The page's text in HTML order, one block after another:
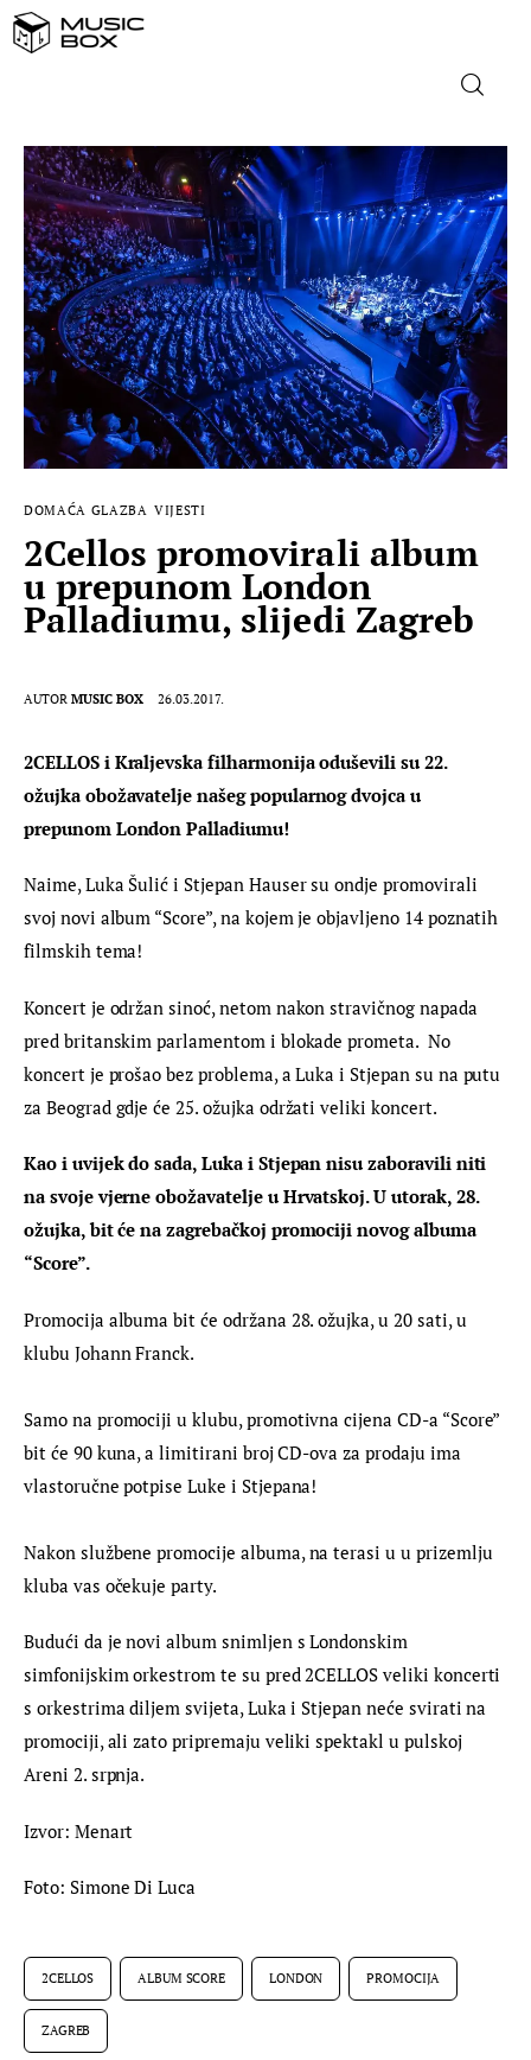
NASLOVNICA
DOMAĆA GLAZBA
STRANA GLAZBA
FILM
MUSIC BOX
DOMAĆA GLAZBA VIJESTI
2Cellos promovirali album
u prepunom London
Palladiumu, slijedi Zagreb
AUTOR MUSIC BOX 26.03.2017.
2CELLOS i Kraljevska filharmonija oduševili su 22.
ožujka obožavatelje našeg popularnog dvojca u
prepunom London Palladiumu!
Naime, Luka Šulić i Stjepan Hauser su ondje promovirali
svoj novi album “Score”, na kojem je objavljeno 14 poznatih
filmskih tema!
Koncert je održan sinoć, netom nakon stravičnog napada
pred britanskim parlamentom i blokade prometa.  No
koncert je prošao bez problema, a Luka i Stjepan su na putu
za Beograd gdje će 25. ožujka održati veliki koncert.
Kao i uvijek do sada, Luka i Stjepan nisu zaboravili niti
na svoje vjerne obožavatelje u Hrvatskoj. U utorak, 28.
ožujka, bit će na zagrebačkoj promociji novog albuma
“Score”.
Promocija albuma bit će održana 28. ožujka, u 20 sati, u
klubu Johann Franck.
Samo na promociji u klubu, promotivna cijena CD-a “Score”
bit će 90 kuna, a limitirani broj CD-ova za prodaju ima
vlastoručne potpise Luke i Stjepana!
Nakon službene promocije albuma, na terasi u u prizemlju
kluba vas očekuje party.
Budući da je novi album snimljen s Londonskim
simfonijskim orkestrom te su pred 2CELLOS veliki koncerti
s orkestrima diljem svijeta, Luka i Stjepan neće svirati na
promociji, ali zato pripremaju veliki spektakl u pulskoj
Areni 2. srpnja.
Izvor: Menart
Foto: Simone Di Luca
2CELLOS ALBUM SCORE LONDON PROMOCIJA
ZAGREB